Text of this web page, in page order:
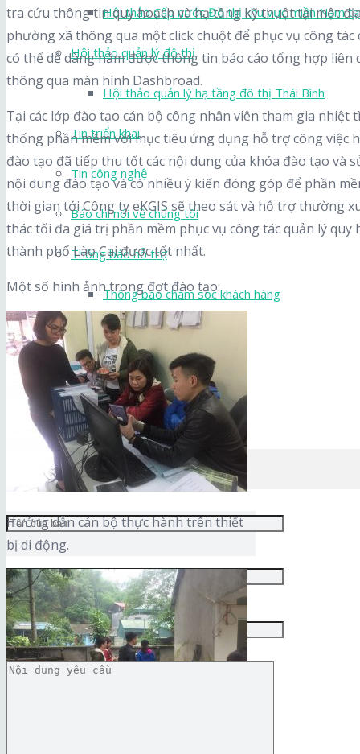
Hội thảo Cấp nước Đô thị khu vực miền Nam
Hội thảo quản lý đô thị
Hội thảo quản lý hạ tầng đô thị Thái Bình
Tin triển khai
Tin công nghệ
Báo chí nói về chúng tôi
Thông báo hỗ trợ
Thông báo chăm sóc khách hàng
Liên hệ
Tải ứng dụng
ĐĂNG KÝ
ĐĂNG KÝ
tra cứu thông tin quy hoạch và hạ tầng kỹ thuật tại một
phường xã thông qua một click chuột để phục vụ công
có thể dễ dàng nắm được thông tin báo cáo tổng hợp liên
thông qua màn hình Dashbroad.
Tại các lớp đào tạo cán bộ công nhân viên tham gia
thống phần mềm với mục tiêu ứng dụng hỗ trợ công việc
đào tạo đã tiếp thu tốt các nội dung của khóa đào tạo và
nội dung đào tạo và có nhiều ý kiến đóng góp để phần
thời gian tới Công ty eKGIS sẽ theo sát và hỗ trợ thường
thác tối đa giá trị phần mềm phục vụ công tác quản lý
thành phố Lào Cai được tốt nhất.
Một số hình ảnh trong đợt đào tạo:
Hướng dẫn cán bộ thực hành trên thiết
bị di động.